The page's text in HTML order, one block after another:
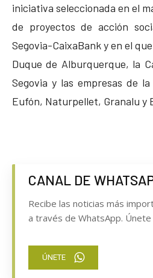
iniciativa seleccionada en el
de proyectos de acción
Segovia-CaixaBank y en el
Duque de Alburquerque, la
Segovia y las empresas de
Eufón, Naturpellet, Granalu y
CANAL DE
Recibe las noticias más
a través de WhatsApp. Únete
ÚNETE